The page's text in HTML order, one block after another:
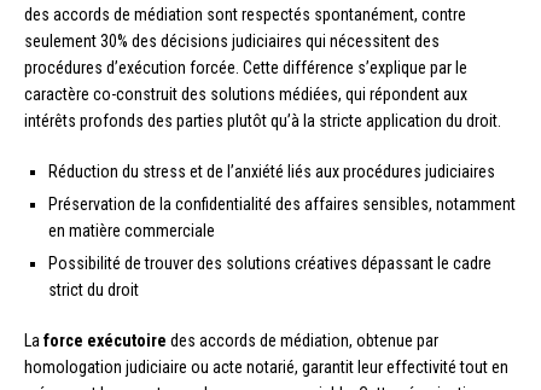
des accords de médiation sont respectés spontanément, contre
seulement 30% des décisions judiciaires qui nécessitent des
procédures d’exécution forcée. Cette différence s’explique par le
caractère co-construit des solutions médiées, qui répondent aux
intérêts profonds des parties plutôt qu’à la stricte application du droit.
Réduction du stress et de l’anxiété liés aux procédures judiciaires
Préservation de la confidentialité des affaires sensibles, notamment
en matière commerciale
Possibilité de trouver des solutions créatives dépassant le cadre
strict du droit
Laforce exécutoire des accords de médiation, obtenue par
homologation judiciaire ou acte notarié, garantit leur effectivité tout en